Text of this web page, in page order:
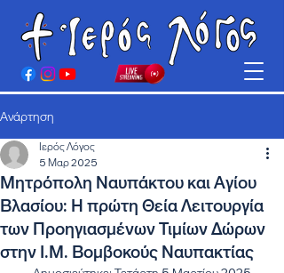
Ανάρτηση
Μητρόπολη Ναυπάκτου και Αγίου
Βλασίου: Η πρώτη Θεία Λειτουργία
των Προηγιασμένων Τιμίων Δώρων
στην Ι.Μ. Βομβοκούς Ναυπακτίας
Ιερός Λόγος
5 Μαρ 2025